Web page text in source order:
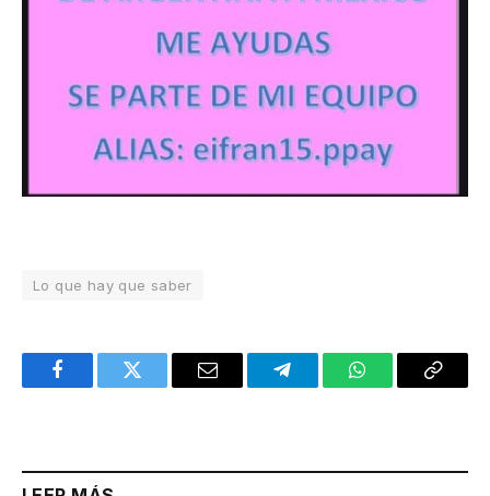
Lo que hay que saber
FacebookTwitter Email TelegramWhatsAppCopy